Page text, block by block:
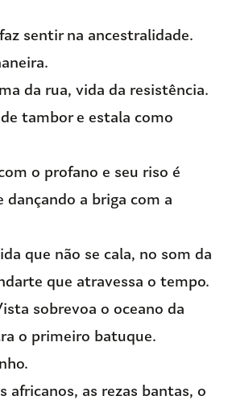
sentir na ancestralidade.
da rua, vida da resistência.
tambor e estala como
o profano e seu riso é
dançando a briga com a
que não se cala, no som da
que atravessa o tempo.
sobrevoa o oceano da
o primeiro batuque.
africanos, as rezas bantas, o